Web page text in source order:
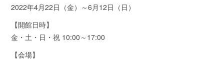
2022年4月22日（金）～6月12日（日）
【開館日時】
金・土・日・祝 10:00～17:00
【会場】